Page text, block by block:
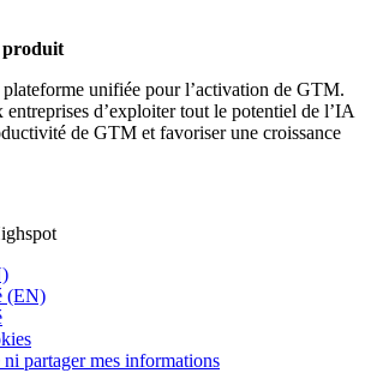
produit
unifiée pour l’activation de GTM.
entreprises d’exploiter tout le potentiel de l’IA
de GTM et favoriser une croissance
(EN)
partager mes informations